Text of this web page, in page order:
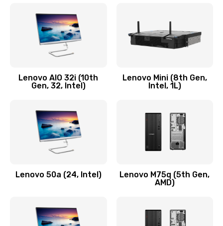
Замена кнопки включения/выключения
Заказать
600 руб.
Чистка от пыли или влаги
Lenovo AIO 32i (10th
Gen, 32, Intel)
Lenovo Mini (8th Gen,
Intel, 1L)
Lenovo 50a (24, Intel)
Lenovo M75q (5th Gen,
AMD)